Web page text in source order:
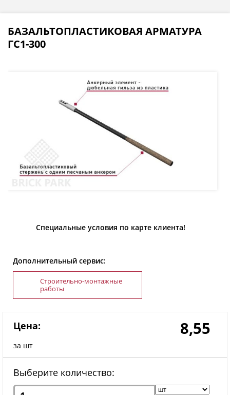
БАЗАЛЬТОПЛАСТИКОВАЯ АРМАТУРА
ГС1-300
Специальные условия по карте клиента!
Дополнительный сервис:
Строительно-монтажные
работы
Цена:
за шт
8,55
Выберите количество: